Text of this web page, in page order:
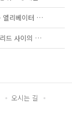
KS B ISO/TS 8100-21 - 승객 및 화물 운송용 엘리베이터 —제21부: 세계공통 필수안전요건(GESRs)을 충족하는 세계공통 안전 파라미터(GSPs)
KS C IEC TS 62872 - 산업 시설과 스마트 그리드 사이의 산업 공정 측정, 제어 및 자동화 시스템 인터페이스
오시는 길